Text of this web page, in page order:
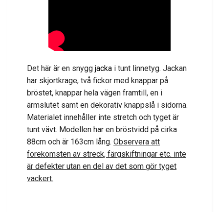
Det här är en snygg jacka i tunt linnetyg. Jackan
har skjortkrage, två fickor med knappar på
bröstet, knappar hela vägen framtill, en i
ärmslutet samt en dekorativ knappslå i sidorna.
Materialet innehåller inte stretch och tyget är
tunt vävt. Modellen har en bröstvidd på cirka
88cm och är 163cm lång. Observera att
förekomsten av streck, färgskiftningar etc. inte
är defekter utan en del av det som gör tyget
vackert.